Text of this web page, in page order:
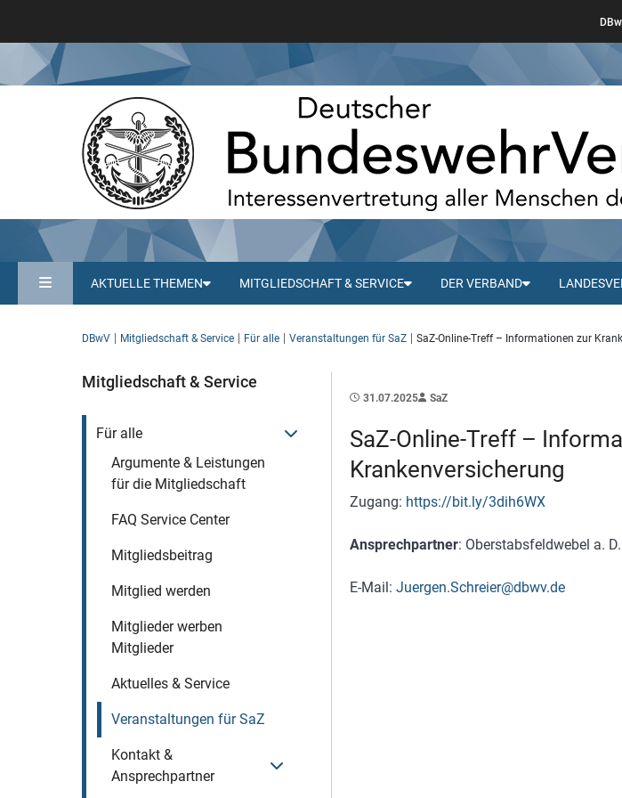
AKTUELLE THEMEN MITGLIEDSCHAFT & SERVICE DER VERBAND
DBwV Mitgliedschaft & Service Für alle Veranstaltungen für SaZ SaZ-Online-Treff – Informationen zur
Mitgliedschaft & Service
Für alle
Menü öffnen
Argumente & Leistungen
für die Mitgliedschaft
FAQ Service Center
Mitgliedsbeitrag
Mitglied werden
Mitglieder werben
Mitglieder
Aktuelles & Service
Veranstaltungen für SaZ
Kontakt &
Ansprechpartner
31.07.2025 SaZ
SaZ-Online-Treff –
Krankenversicherung
Zugang: https://bit.ly/3dih6WX
Ansprechpartner: Oberstabsfeldwebel a.
E-Mail: Juergen.Schreier@dbwv.de